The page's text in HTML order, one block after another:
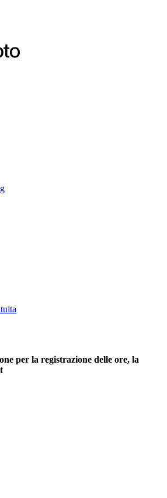
per la registrazione delle ore, la